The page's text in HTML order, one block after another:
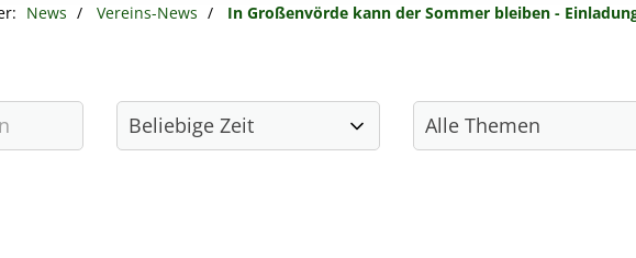
News Vereins-News In Großenvörde kann der Sommer bleiben -